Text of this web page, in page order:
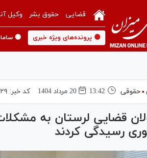
قضایی حقوق بشر وکیل
🟡 پرونده‌های ویژه خبری 🟡
حقوقی 13:42 20 مرداد 1404 کد خبر:
رسیدگی کردند